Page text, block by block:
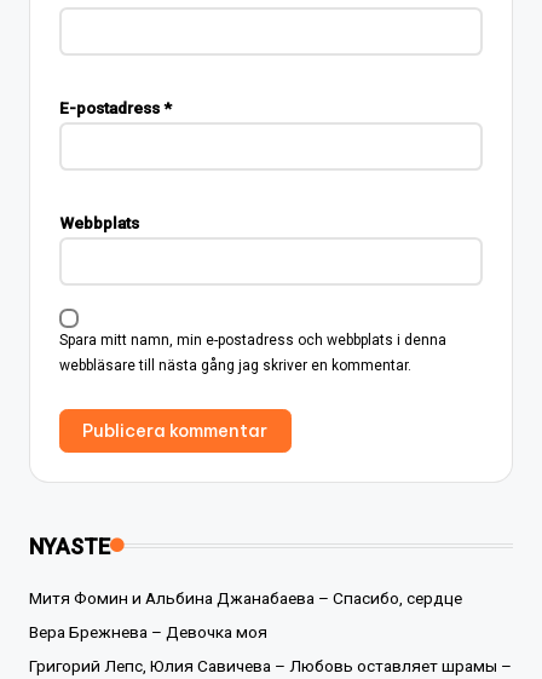
E-postadress*
Webbplats
Spara mitt namn, min e-postadress och webbplats i denna
webbläsare till nästa gång jag skriver en kommentar.
NYASTE
Митя Фомин и Альбина Джанабаева – Спасибо, сердце
Вера Брежнева – Девочка моя
Григорий Лепс, Юлия Савичева – Любовь оставляет шрамы –